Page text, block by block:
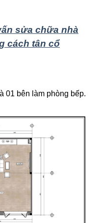
sửa chữa nhà
cách tân cổ
01 bên làm phòng bếp.